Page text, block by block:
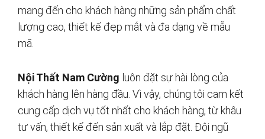
mang đến cho khách hàng những sản phẩm chất
lượng cao, thiết kế đẹp mắt và đa dạng về mẫu
mã.
Nội Thất Nam Cường luôn đặt sự hài lòng của
khách hàng lên hàng đầu. Vì vậy, chúng tôi cam kết
cung cấp dịch vụ tốt nhất cho khách hàng, từ khâu
tư vấn, thiết kế đến sản xuất và lắp đặt. Đội ngũ